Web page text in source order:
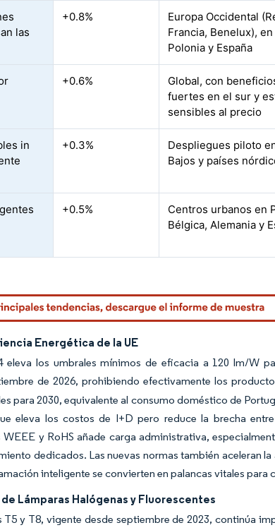
las
+0.8%
Europa Occidental
Francia, Benelux),
Polonia y España
+0.6%
Global, con
fuertes en el sur y
sensibles al precio
in
+0.3%
Despliegues piloto
Bajos y países
+0.5%
Centros urbanos en
Bélgica, Alemania y
Energética de la UE
eleva los umbrales mínimos de eficacia a 120 lm/W
de 2026, prohibiendo efectivamente los
para 2030, equivalente al consumo doméstico de
eleva los costos de I+D pero reduce la brecha
y RoHS añade carga administrativa,
dedicados. Las nuevas normas también aceleran
inteligente se convierten en palancas vitales para
Lámparas Halógenas y Fluorescentes
y T8, vigente desde septiembre de 2023, continúa